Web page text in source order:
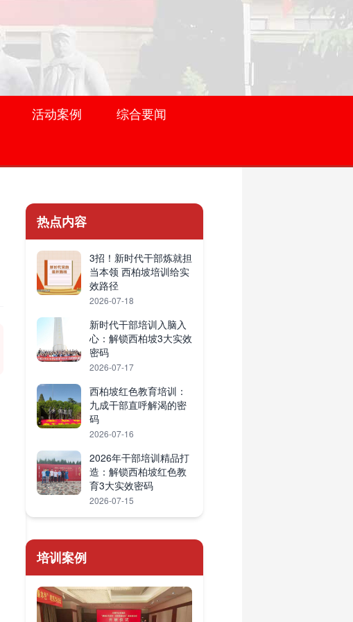
活动案例
综合要闻
热点内容
3招！新时代干部炼就担
当本领 西柏坡培训给实
效路径
2026-07-18
新时代干部培训入脑入
心：解锁西柏坡3大实效
密码
2026-07-17
西柏坡红色教育培训：
九成干部直呼解渴的密
码
2026-07-16
2026年干部培训精品打
造：解锁西柏坡红色教
育3大实效密码
2026-07-15
培训案例